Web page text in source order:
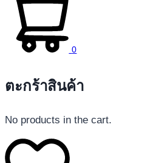
0
ตะกร้าสินค้า
No products in the cart.